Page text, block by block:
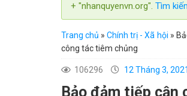
+ "nhanquyenvn.org". Tìm
Trang chủ »Chính trị - Xã hội »
công tác tiêm chủng
106296 12 Tháng 3, 2021
Bảo đảm tiếp cận